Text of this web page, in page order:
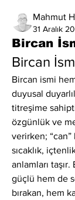
Mahmut
31 Aralık
Bircan
Bircan
Bircan ismi
duyusal
titreşime
özgünlük ve
verirken;
sıcaklık,
anlamları
güçlü hem de
bırakan, hem